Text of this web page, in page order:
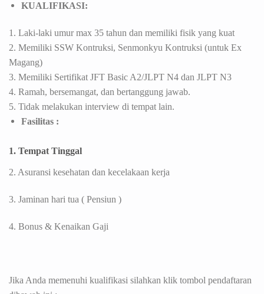
KUALIFIKASI:
1. Laki-laki umur max 35 tahun dan memiliki fisik yang kuat
2. Memiliki SSW Kontruksi, Senmonkyu Kontruksi (untuk Ex
Magang)
3. Memiliki Sertifikat JFT Basic A2/JLPT N4 dan JLPT N3
4. Ramah, bersemangat, dan bertanggung jawab.
5. Tidak melakukan interview di tempat lain.
Fasilitas :
1. Tempat Tinggal
2. Asuransi kesehatan dan kecelakaan kerja
3. Jaminan hari tua ( Pensiun )
4. Bonus & Kenaikan Gaji
Jika Anda memenuhi kualifikasi silahkan klik tombol pendaftaran